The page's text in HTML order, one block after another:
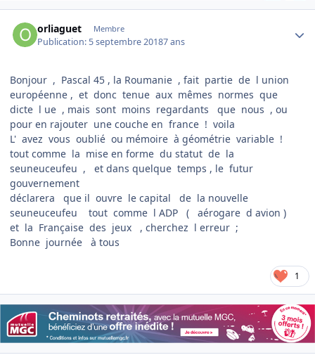
orliaguet Membre
Publication: 5 septembre 20187 ans
Bonjour , Pascal 45 , la Roumanie , fait partie de l union
européenne , et donc tenue aux mêmes normes que
dicte l ue , mais sont moins regardants que nous , ou
pour en rajouter une couche en france ! voila
L' avez vous oublié ou mémoire à géométrie variable !
tout comme la mise en forme du statut de la
seuneuceufeu , et dans quelque temps , le futur
gouvernement
déclarera que il ouvre le capital de la nouvelle
seuneuceufeu tout comme l ADP ( aérogare d avion )
et la Française des jeux , cherchez l erreur ;
Bonne journée à tous
1